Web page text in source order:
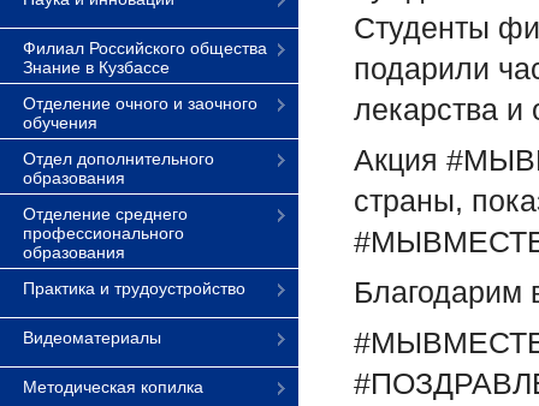
Филиал Российского общества
Знание в Кузбассе
Отделение очного и заочного
обучения
Отдел дополнительного
образования
Отделение среднего
профессионального
образования
Практика и трудоустройство
Видеоматериалы
Методическая копилка
Студенты
подарили
лекарства и
Акция
страны,
Благодарим